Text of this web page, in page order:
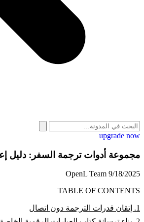
upgrade now
مجموعة أدوات ترجمة السفر: دليل
OpenL Team 9/18/2025
TABLE OF CONTENTS
1. إتقان قدرات الترجمة دون اتصال